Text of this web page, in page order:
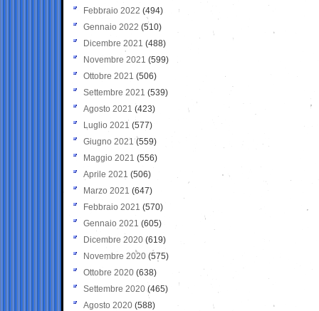
Febbraio 2022 (494)
Gennaio 2022 (510)
Dicembre 2021 (488)
Novembre 2021 (599)
Ottobre 2021 (506)
Settembre 2021 (539)
Agosto 2021 (423)
Luglio 2021 (577)
Giugno 2021(559)
Maggio 2021 (556)
Aprile 2021 (506)
Marzo 2021 (647)
Febbraio 2021 (570)
Gennaio 2021 (605)
Dicembre 2020 (619)
Novembre 2020 (575)
Ottobre 2020 (638)
Settembre 2020(465)
Agosto 2020 (588)